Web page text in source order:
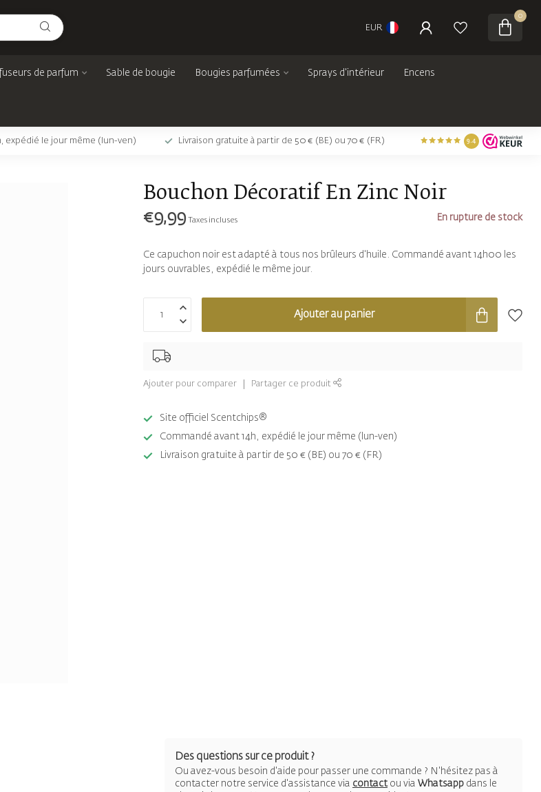
EUR
0
de parfum Sable de bougie Bougies parfumées Sprays d'intérieur Encens
expédié le jour même (lun-ven) Livraison gratuite à partir de 50 € (BE) ou 70 € (FR) 9.4
Bouchon Décoratif En Zinc Noir
€9,99 Taxes incluses En rupture de stock
Ce capuchon noir est adapté à tous nos brûleurs d'huile. Commandé avant 14h00 les
jours ouvrables, expédié le même jour.
Ajouter au panier
Ajouter pour comparer Partager ce produit
Site officiel Scentchips®
Commandé avant 14h, expédié le jour même (lun-ven)
Livraison gratuite à partir de 50 € (BE) ou 70 € (FR)
Des questions sur ce produit ?
Ou avez-vous besoin d'aide pour passer une commande ? N'hésitez pas à
contacter notre service d'assistance via contactou via Whatsapp dans le